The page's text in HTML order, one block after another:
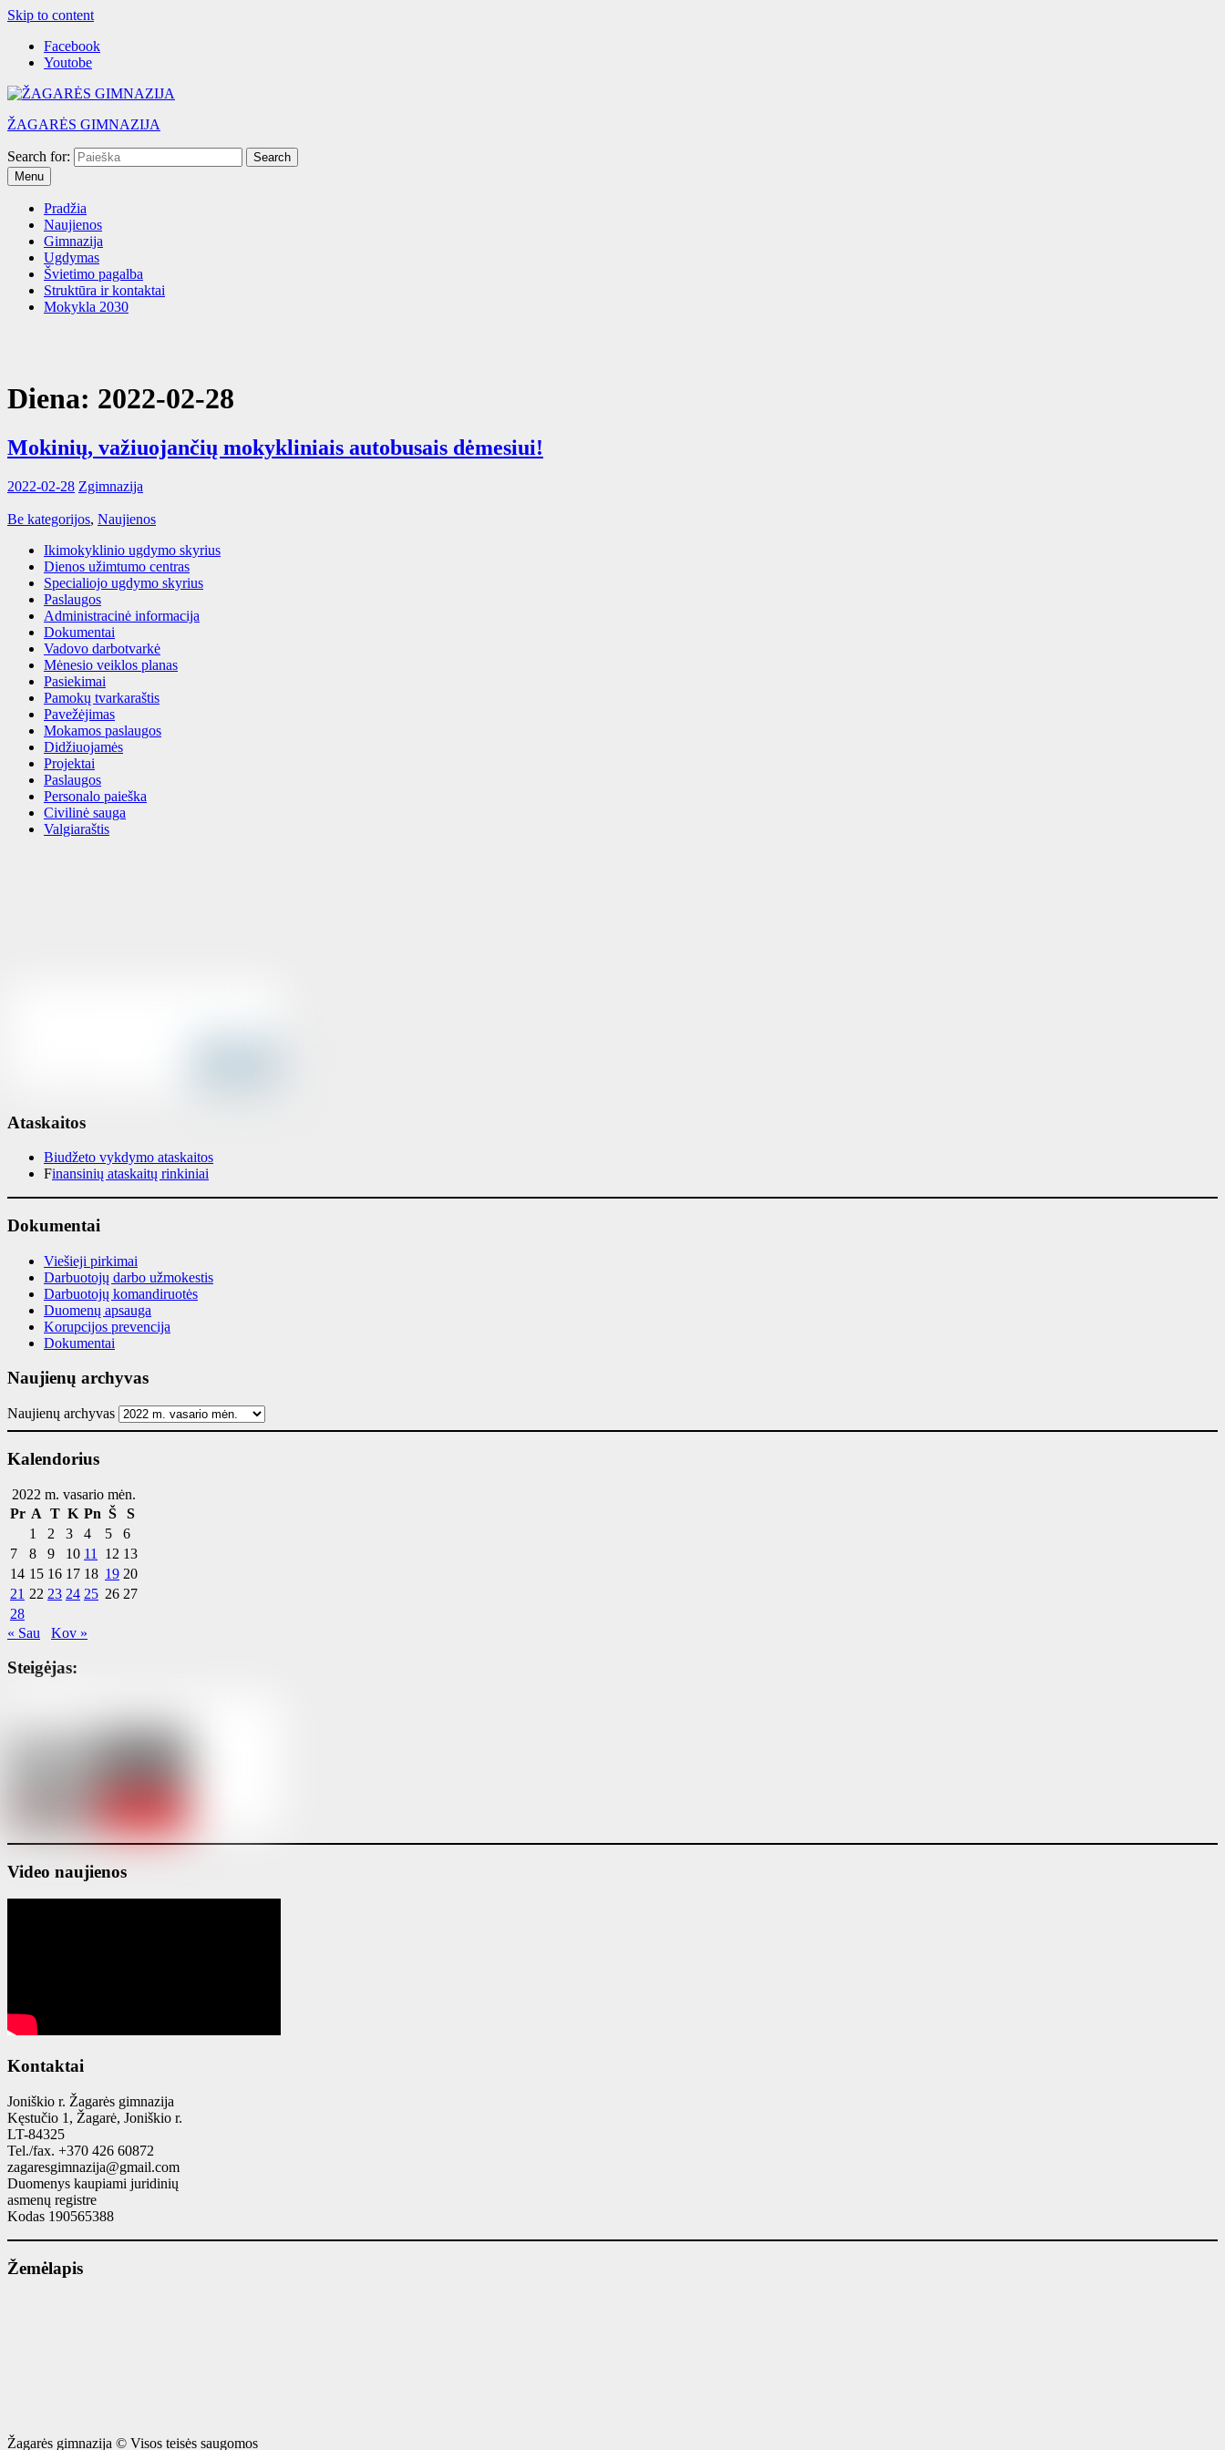
Skip to content
Facebook
Youtobe
ŽAGARĖS GIMNAZIJA
Search for:
Menu
Pradžia
Naujienos
Gimnazija
Ugdymas
Švietimo pagalba
Struktūra ir kontaktai
Mokykla 2030
Diena: 2022-02-28
Mokinių, važiuojančių mokykliniais autobusais dėmesiui!
2022-02-28 Zgimnazija
Be kategorijos, Naujienos
Ikimokyklinio ugdymo skyrius
Dienos užimtumo centras
Specialiojo ugdymo skyrius
Paslaugos
Administracinė informacija
Dokumentai
Vadovo darbotvarkė
Mėnesio veiklos planas
Pasiekimai
Pamokų tvarkaraštis
Pavežėjimas
Mokamos paslaugos
Didžiuojamės
Projektai
Paslaugos
Personalo paieška
Civilinė sauga
Valgiaraštis
Ataskaitos
Biudžeto vykdymo ataskaitos
Finansinių ataskaitų rinkiniai
Dokumentai
Viešieji pirkimai
Darbuotojų darbo užmokestis
Darbuotojų komandiruotės
Duomenų apsauga
Korupcijos prevencija
Dokumentai
Naujienų archyvas
Naujienų archyvas
Kalendorius
2022 m. vasario mėn.
Pr A T K Pn Š
S
1
2 3 4 5
6
7
8 9 10 11 12 13
14 15 16 17 18 19 20
21 22 23 24 25 26 27
28
« Sau
Kov »
Steigėjas:
Video naujienos
Kontaktai
Joniškio r. Žagarės gimnazija
Kęstučio 1, Žagarė, Joniškio r.
LT-84325
Tel./fax. +370 426 60872
zagaresgimnazija@gmail.com
Duomenys kaupiami juridinių
asmenų registre
Kodas 190565388
Žemėlapis
Žagarės gimnazija © Visos teisės saugomos